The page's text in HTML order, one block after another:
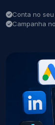
Conta no seu
Campanha